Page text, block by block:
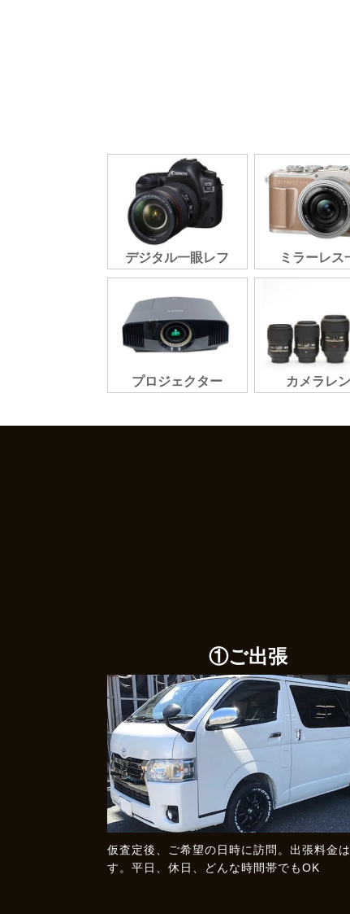
デジタル一眼レフ ミラーレス
プロジェクター カメラレ
①ご出張
仮査定後、ご希望の日時に訪問。出張料金
す。平日、休日、どんな時間帯でもOK